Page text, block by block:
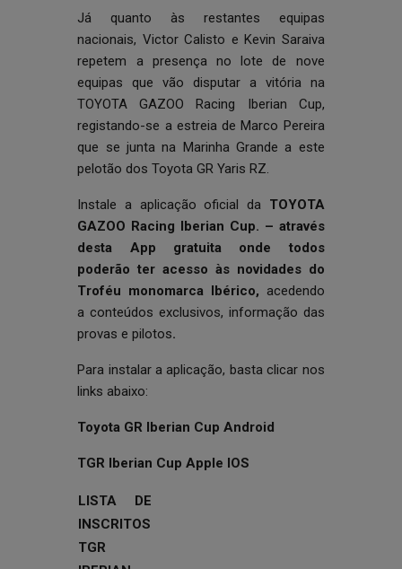
Já quanto às restantes equipas
nacionais, Victor Calisto e Kevin Saraiva
repetem a presença no lote de nove
equipas que vão disputar a vitória na
TOYOTA GAZOO Racing Iberian Cup,
registando-se a estreia de Marco Pereira
que se junta na Marinha Grande a este
pelotão dos Toyota GR Yaris RZ.
Instale a aplicação oficial da TOYOTA
GAZOO Racing Iberian Cup. – através
desta App gratuita onde todos
poderão ter acesso às novidades do
Troféu monomarca Ibérico, acedendo
a conteúdos exclusivos, informação das
provas e pilotos.
Para instalar a aplicação, basta clicar nos
links abaixo:
Toyota GR Iberian Cup Android
TGR Iberian Cup Apple IOS
LISTA DE
INSCRITOS
TGR